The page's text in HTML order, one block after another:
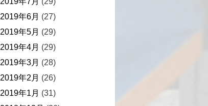
2019年6月 (27)
2019年5月 (29)
2019年4月 (29)
2019年3月 (28)
2019年2月 (26)
2019年1月 (31)